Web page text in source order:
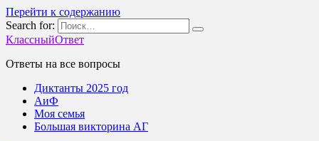
Перейти к содержанию
Search for:
КлассныйОтвет
Ответы на все вопросы
Диктанты 2025 год
АиФ
Моя семья
Большая викторина АГ